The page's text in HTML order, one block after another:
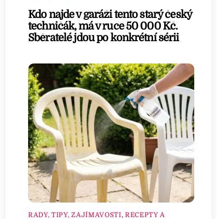
Kdo najde v garáži tento starý český
techničák, má v ruce 50 000 Kč.
Sběratelé jdou po konkrétní sérii
RADY, TIPY, ZAJÍMAVOSTI, RECEPTY A